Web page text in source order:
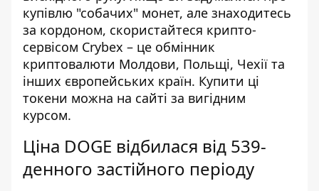
купівлю "собачих" монет, але знаходитесь
за кордоном, скористайтеся крипто-
сервісом Crybex – це обмінник
криптовалюти Молдови, Польщі, Чехії та
інших європейських країн. Купити ці
токени можна на сайті за вигідним
курсом.
Ціна DOGE відбилася від 539-
денного застійного періоду